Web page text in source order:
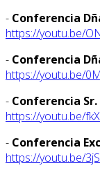
- Conferencia
https://youtu.be/
- Conferencia
https://youtu.be/
- Conferencia
https://youtu.be/
- Conferencia
https://youtu.be/